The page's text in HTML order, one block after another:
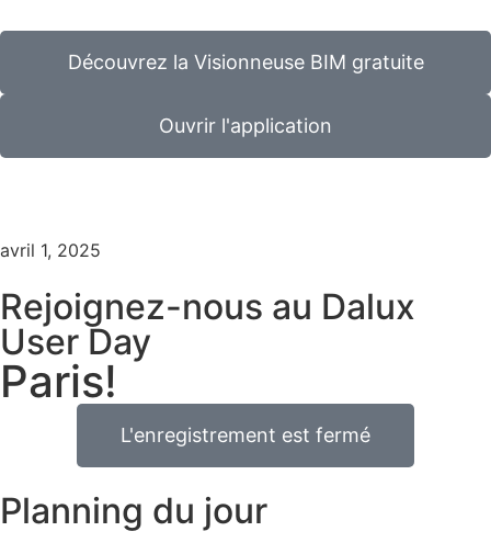
Découvrez la Visionneuse BIM gratuite
Ouvrir l'application
avril 1, 2025
Rejoignez-nous au Dalux
User Day
Paris!
L'enregistrement est fermé
Planning du jour